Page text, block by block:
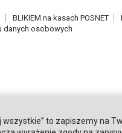
BLIKIEM na kasach POSNET
danych osobowych
to zapiszemy na